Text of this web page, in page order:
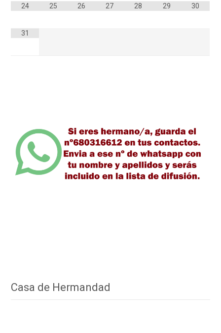
24 25 26 27 28 29 30
31
Casa de Hermandad